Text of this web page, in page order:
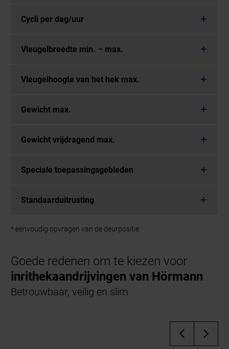
Cycli per dag/uur
Vleugelbreedte min. – max.
Vleugelhoogte van het hek max.
Gewicht max.
Gewicht vrijdragend max.
Speciale toepassingsgebieden
Standaarduitrusting
* eenvoudig opvragen van de deurpositie
Goede redenen om te kiezen voor
inrithekaandrijvingen van Hörmann
Betrouwbaar, veilig en slim